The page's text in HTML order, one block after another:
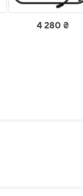
4 280 ₴